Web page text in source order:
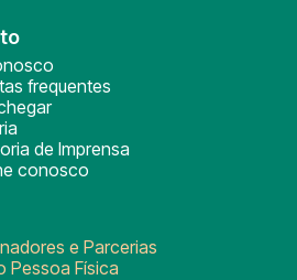
frequentes
de Imprensa
conosco
e Parcerias
Pessoa Física